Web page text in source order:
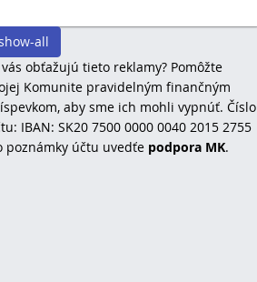
all
obťažujú tieto reklamy? Pomôžte
Komunite pravidelným finančným
aby sme ich mohli vypnúť. Číslo
IBAN: SK20 7500 0000 0040 2015 2755
poznámky účtu uvedťe podpora MK.